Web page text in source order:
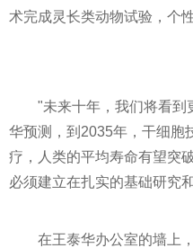
术完成灵长类动物试验，个
"未来十年，我们将看到
华预测，到2035年，干细胞
疗，人类的平均寿命有望突
必须建立在扎实的基础研究
在王泰华办公室的墙上